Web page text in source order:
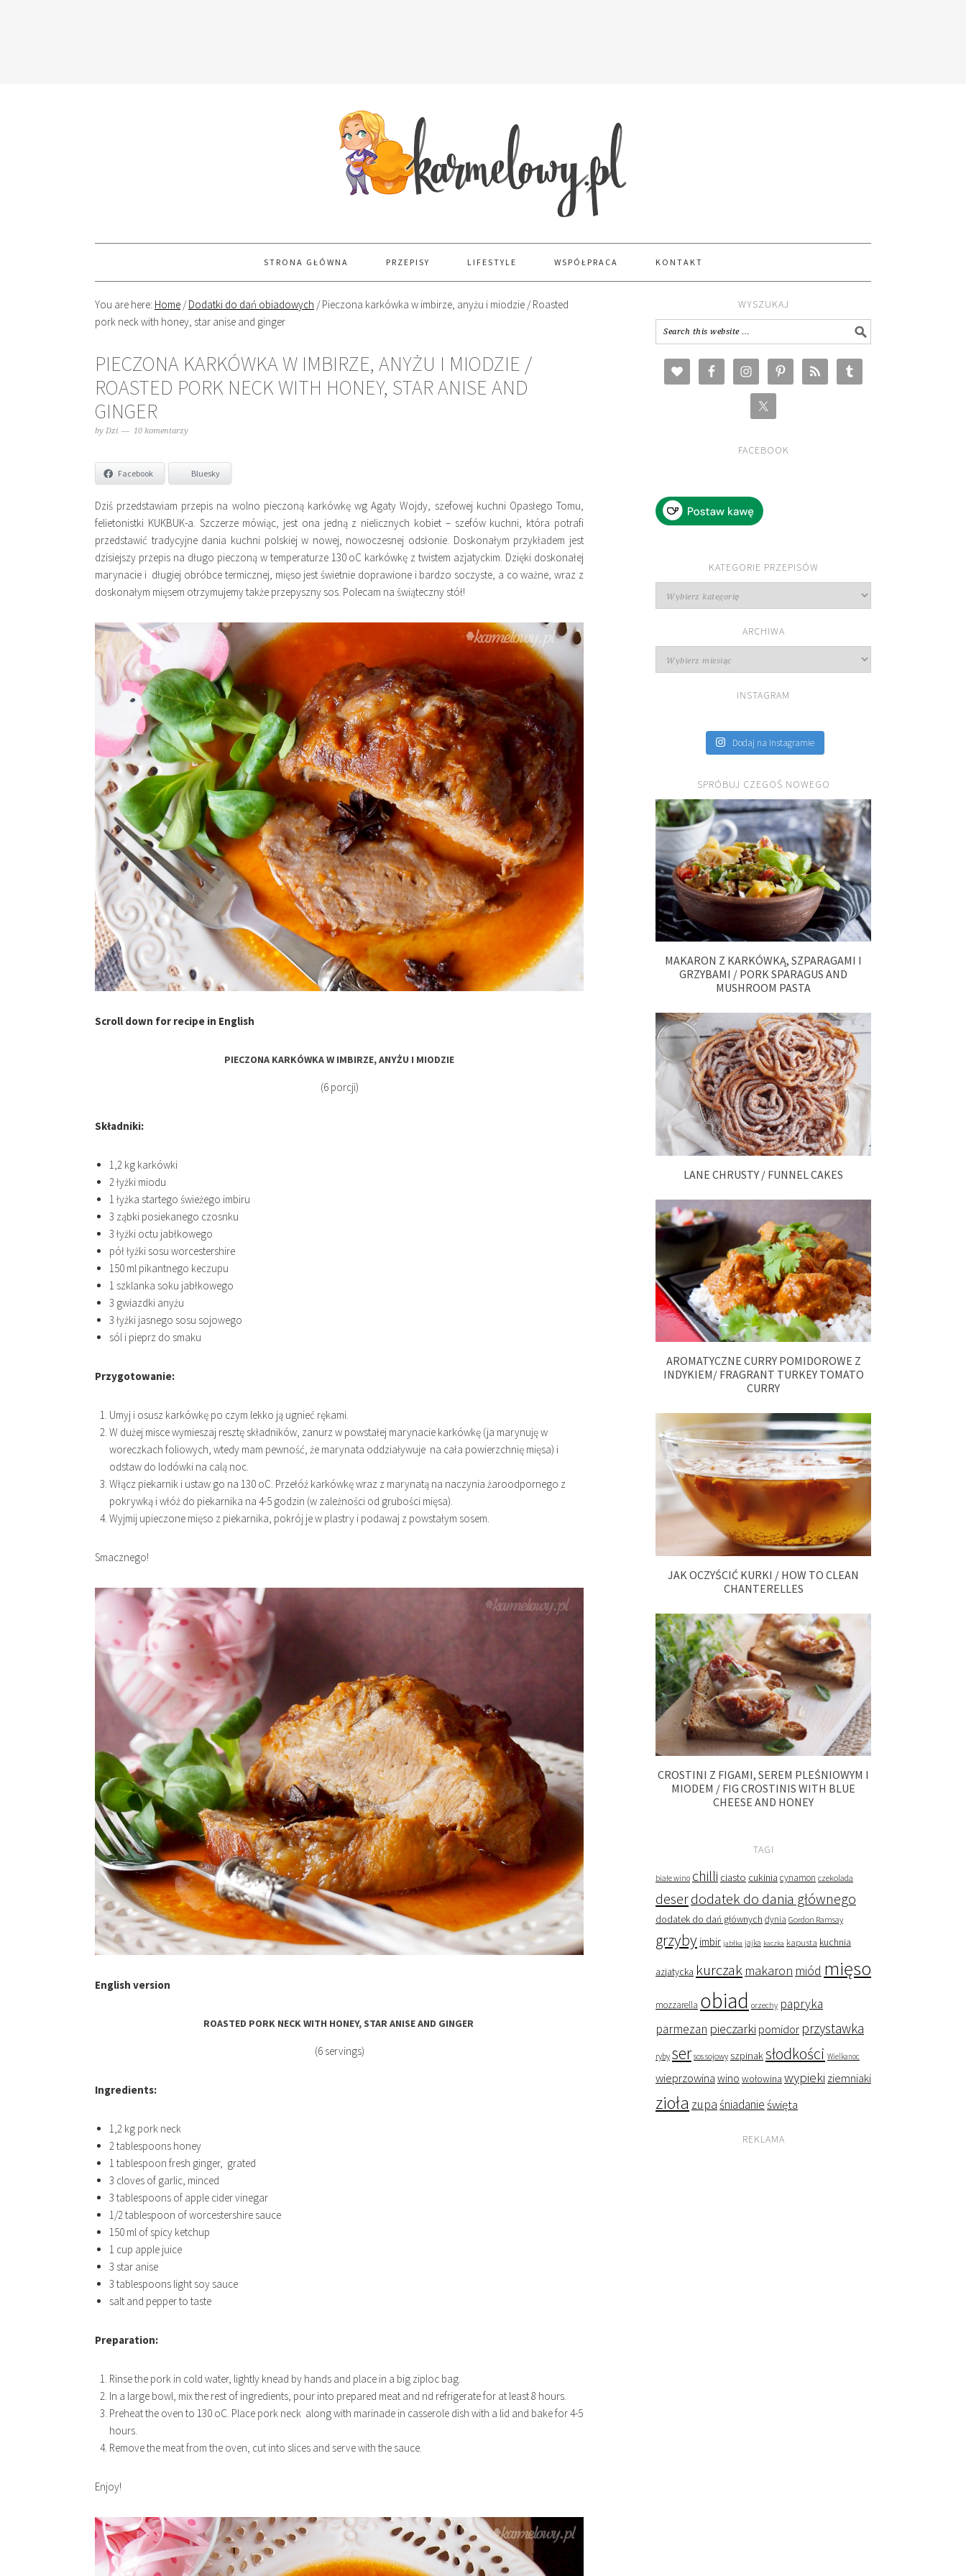
STRONA GŁÓWNA PRZEPISY LIFESTYLE WSPÓŁPRACA KONTAKT
You are here: Home / Dodatki do dań obiadowych /Pieczona karkówka w imbirze, anyżu i miodzie / Roasted
pork neck with honey, star anise and ginger
PIECZONA KARKÓWKA W IMBIRZE, ANYŻU I MIODZIE /
ROASTED PORK NECK WITH HONEY, STAR ANISE AND
GINGER
by Dzi 10 komentarzy
Facebook Bluesky
Dziś przedstawiam przepis na wolno pieczoną karkówkę wg Agaty Wojdy, szefowej kuchni Opasłego Tomu,
felietonistki KUKBUK-a. Szczerze mówiąc, jest ona jedną z nielicznych kobiet – szefów kuchni, która potrafi
przedstawić tradycyjne dania kuchni polskiej w nowej, nowoczesnej odsłonie. Doskonałym przykładem jest
dzisiejszy przepis na długo pieczoną w temperaturze 130 oC karkówkę z twistem azjatyckim. Dzięki doskonałej
marynacie i długiej obróbce termicznej, mięso jest świetnie doprawione i bardzo soczyste, a co ważne, wraz z
doskonałym mięsem otrzymujemy także przepyszny sos. Polecam na świąteczny stół!
Scroll down for recipe in English
PIECZONA KARKÓWKA W IMBIRZE, ANYŻU I MIODZIE
(6 porcji)
Składniki:
1,2 kg karkówki
2 łyżki miodu
1 łyżka startego świeżego imbiru
3 ząbki posiekanego czosnku
3 łyżki octu jabłkowego
pół łyżki sosu worcestershire
150 ml pikantnego keczupu
1 szklanka soku jabłkowego
3 gwiazdki anyżu
3 łyżki jasnego sosu sojowego
sól i pieprz do smaku
Przygotowanie:
Umyj i osusz karkówkę po czym lekko ją ugnieć rękami.
W dużej misce wymieszaj resztę składników, zanurz w powstałej marynacie karkówkę (ja marynuję w
woreczkach foliowych, wtedy mam pewność, że marynata oddziaływuje na cała powierzchnię mięsa) i
odstaw do lodówki na calą noc.
Włącz piekarnik i ustaw go na 130 oC. Przełóż karkówkę wraz z marynatą na naczynia żaroodpornego z
pokrywką i włóż do piekarnika na 4-5 godzin (w zależności od grubości mięsa).
Wyjmij upieczone mięso z piekarnika, pokrój je w plastry i podawaj z powstałym sosem.
Smacznego!
English version
ROASTED PORK NECK WITH HONEY, STAR ANISE AND GINGER
(6 servings)
Ingredients:
1,2 kg pork neck
2 tablespoons honey
1 tablespoon fresh ginger, grated
3 cloves of garlic, minced
3 tablespoons of apple cider vinegar
1/2 tablespoon of worcestershire sauce
150 ml of spicy ketchup
1 cup apple juice
3 star anise
3 tablespoons light soy sauce
salt and pepper to taste
Preparation:
Rinse the pork in cold water, lightly knead by hands and place in a big ziploc bag.
In a large bowl, mix the rest of ingredients, pour into prepared meat and nd refrigerate for at least 8 hours.
Preheat the oven to 130 oC. Place pork neck along with marinade in casserole dish with a lid and bake for 4-5
hours.
Remove the meat from the oven, cut into slices and serve with the sauce.
Enjoy!
WYSZUKAJ
FACEBOOK
KATEGORIE PRZEPISÓW
przepisów
ARCHIWA
INSTAGRAM
Dodaj na Instagramie
SPRÓBUJ CZEGOŚ NOWEGO
MAKARON Z KARKÓWKĄ, SZPARAGAMI I
GRZYBAMI / PORK SPARAGUS AND
MUSHROOM PASTA
LANE CHRUSTY / FUNNEL CAKES
AROMATYCZNE CURRY POMIDOROWE Z
INDYKIEM/ FRAGRANT TURKEY TOMATO
CURRY
JAK OCZYŚCIĆ KURKI / HOW TO CLEAN
CHANTERELLES
CROSTINI Z FIGAMI, SEREM PLEŚNIOWYM I
MIODEM / FIG CROSTINIS WITH BLUE
CHEESE AND HONEY
TAGI
białe wino chilli ciasto cukinia cynamon czekolada
deserdodatek do dania głównego
dodatek do dań głównych dynia Gordon Ramsay
grzyby imbir jabłka jajka kaczka kapusta kuchnia
azjatycka kurczak makaron miód mięso
mozzarella obiad orzechy papryka
parmezan pieczarki pomidor przystawka
ryby ser sos sojowy szpinaksłodkości Wielkanoc
wieprzowina wino wołowina wypieki ziemniaki
zioła zupaśniadanieświęta
REKLAMA